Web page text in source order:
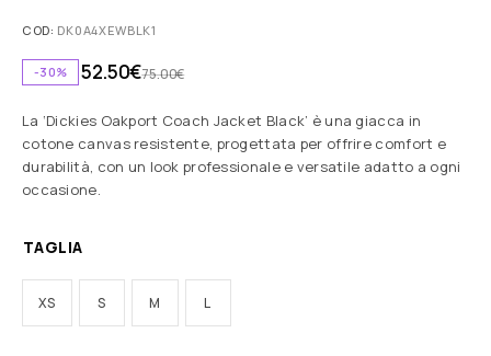
COD: DK0A4XEWBLK1
-30% 75.00€
52.50€
La ‘Dickies Oakport Coach Jacket Black’ è una giacca in
cotone canvas resistente, progettata per offrire comfort e
durabilità, con un look professionale e versatile adatto a ogni
occasione.
TAGLIA
XS S M L